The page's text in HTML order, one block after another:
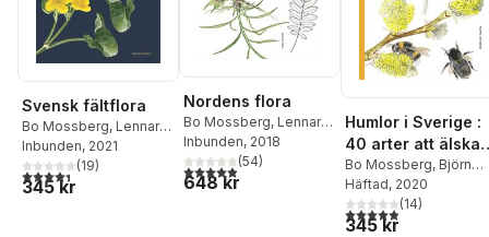
Svensk fältflora
Bo Mossberg, Lennart
Stenberg
Inbunden, 2021
4,4utav 5 stjärnor. Totalt antal röster:
(19)
345 kr
Nordens flora
Bo Mossberg, Lennart
Stenberg
Inbunden, 2018
4,9utav 5 stjärnor. Totalt antal röster:
(54)
648 kr
Humlor i Sverige :
40 arter att älska
och förundras
Bo Mossberg, Björn
Cederberg
Häftad, 2020
4,9utav 5 stjärnor.
(14)
345 kr